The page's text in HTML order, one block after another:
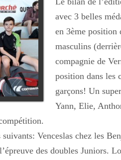
avec 3 belles
en 3ème position
masculins
compagnie de
position dans les
garçons! Un
Yann, Elie,
Venceslas chez les
des doubles Juniors.